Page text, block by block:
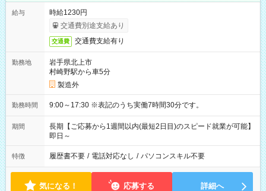
給与
時給1230円
交通費別途支給あり
交通費 交通費支給有り
勤務地
岩手県北上市
村崎野駅から車5分
製造外
勤務時間 9:00～17:30 ※表記のうち実働7時間30分です。
期間
長期【ご応募から1週間以内(最短2日目)のスピード就業が可能】
即日～
特徴 履歴書不要 / 電話対応なし / パソコンスキル不要
気になる！ 応募する 詳細へ